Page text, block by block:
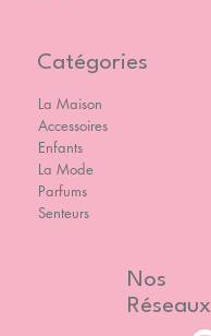
Catégories
La Maison
Accessoires
Enfants
La Mode
Parfums
Senteurs
Nos
Réseaux